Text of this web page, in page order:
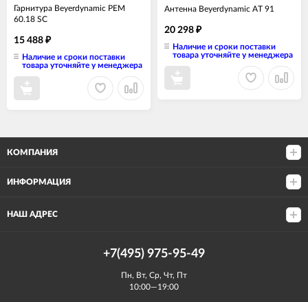
Гарнитура Beyerdynamic PEM
60.18 SC
15 488 ₽
Наличие и сроки поставки
товара уточняйте у менеджера
Антенна Beyerdynamic AT 91
20 298 ₽
Наличие и сроки поставки
товара уточняйте у менеджера
КОМПАНИЯ
ИНФОРМАЦИЯ
НАШ АДРЕС
+7(495) 975-95-49
Пн, Вт, Ср, Чт, Пт
10:00—19:00